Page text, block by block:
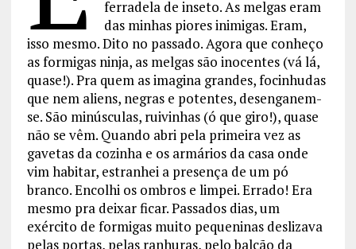
ferradela de inseto. As melgas eram
das minhas piores inimigas. Eram,
isso mesmo. Dito no passado. Agora que conheço
as formigas ninja, as melgas são inocentes (vá lá,
quase!). Pra quem as imagina grandes, focinhudas
que nem aliens, negras e potentes, desenganem-
se. São minúsculas, ruivinhas (ó que giro!), quase
não se vêm. Quando abri pela primeira vez as
gavetas da cozinha e os armários da casa onde
vim habitar, estranhei a presença de um pó
branco. Encolhi os ombros e limpei. Errado! Era
mesmo pra deixar ficar. Passados dias, um
exército de formigas muito pequeninas deslizava
pelas portas, pelas ranhuras, pelo balcão da